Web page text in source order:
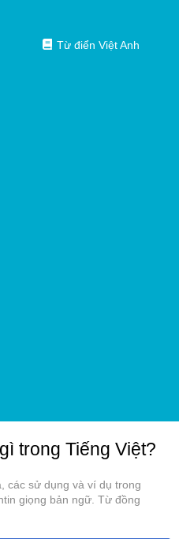
Từ điển Việt Anh
trong Tiếng Việt?
các sử dụng và ví dụ trong
giọng bản ngữ. Từ đồng